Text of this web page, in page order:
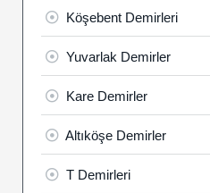
Köşebent Demirleri
Yuvarlak Demirler
Kare Demirler
Altıköşe Demirler
T Demirleri